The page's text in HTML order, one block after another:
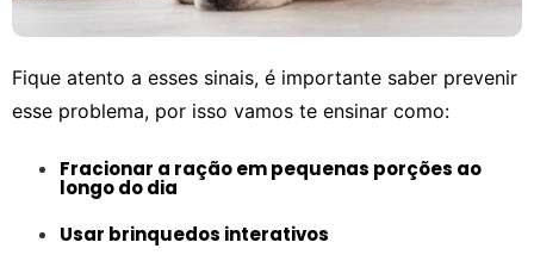
Fique atento a esses sinais, é importante saber prevenir
esse problema, por isso vamos te ensinar como:
Fracionar a ração em pequenas porções ao
longo do dia
Usar brinquedos interativos